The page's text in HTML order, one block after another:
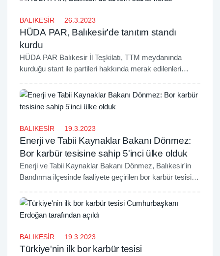
BALIKESİR 26.3.2023
HÜDA PAR, Balıkesir'de tanıtım standı
kurdu
HÜDA PAR Balıkesir İl Teşkilatı, TTM meydanında
kurduğu stant ile partileri hakkında merak edilenleri
BALIKESİR 19.3.2023
Enerji ve Tabii Kaynaklar Bakanı Dönmez:
Bor karbür tesisine sahip 5'inci ülke olduk
Enerji ve Tabii Kaynaklar Bakanı Dönmez, Balıkesir'in
Bandırma ilçesinde faaliyete geçirilen bor karbür tesisi ile
tesisiyle ülkemiz bu alanda dünyanın sayılı ülkeleri
arasına giriyor. 4 ülke vardı bu ürünü üreten. Şimdi artık
BALIKESİR 19.3.2023
Türkiye'nin ilk bor karbür tesisi